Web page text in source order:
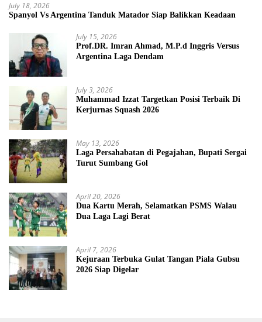
July 18, 2026
Spanyol Vs Argentina Tanduk Matador Siap Balikkan Keadaan
July 15, 2026
Prof.DR. Imran Ahmad, M.P.d Inggris Versus
Argentina Laga Dendam
July 3, 2026
Muhammad Izzat Targetkan Posisi Terbaik Di
Kerjurnas Squash 2026
May 13, 2026
Laga Persahabatan di Pegajahan, Bupati Sergai
Turut Sumbang Gol
April 20, 2026
Dua Kartu Merah, Selamatkan PSMS Walau
Dua Laga Lagi Berat
April 7, 2026
Kejuraan Terbuka Gulat Tangan Piala Gubsu
2026 Siap Digelar